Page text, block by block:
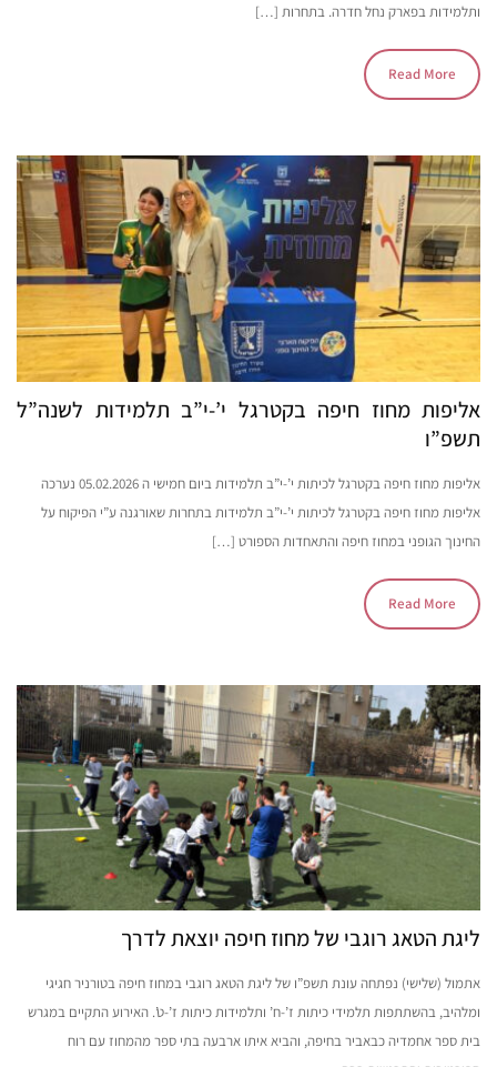
ותלמידות בפארק נחל חדרה. בתחרות […]
Read More
אליפות מחוז חיפה בקטרגל י’-י”ב תלמידות לשנה”ל
תשפ”ו
אליפות מחוז חיפה בקטרגל לכיתות י’-י”ב תלמידות ביום חמישי ה 05.02.2026 נערכה
אליפות מחוז חיפה בקטרגל לכיתות י’-י”ב תלמידות בתחרות שאורגנה ע”י הפיקוח על
החינוך הגופני במחוז חיפה והתאחדות הספורט […]
Read More
ליגת הטאג רוגבי של מחוז חיפה יוצאת לדרך
אתמול (שלישי) נפתחה עונת תשפ”ו של ליגת הטאג רוגבי במחוז חיפה בטורניר חגיגי
ומלהיב, בהשתתפות תלמידי כיתות ז’-ח’ ותלמידות כיתות ז’-ט’. האירוע התקיים במגרש
בית ספר אחמדיה כבאביר בחיפה, והביא איתו ארבעה בתי ספר מהמחוז עם רוח